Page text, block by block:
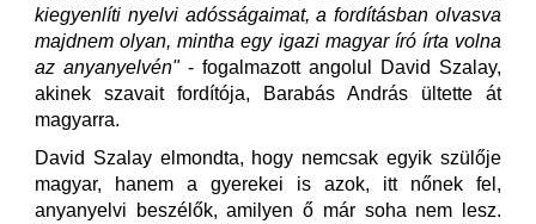
kiegyenlíti nyelvi adósságaimat, a fordításban olvasva
majdnem olyan, mintha egy igazi magyar író írta volna
az anyanyelvén"- fogalmazott angolul David Szalay,
akinek szavait fordítója, Barabás András ültette át
magyarra.
David Szalay elmondta, hogy nemcsak egyik szülője
magyar, hanem a gyerekei is azok, itt nőnek fel,
anyanyelvi beszélők, amilyen ő már soha nem lesz.